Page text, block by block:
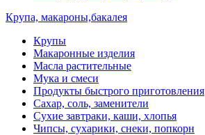
Крупа, макароны,бакалея
Крупы
Макаронные изделия
Масла растительные
Мука и смеси
Продукты быстрого приготовления
Сахар, соль, заменители
Сухие завтраки, каши, хлопья
Чипсы, сухарики, снеки, попкорн